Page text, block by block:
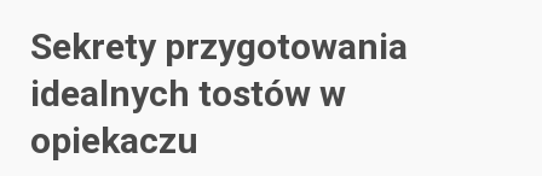
Sekrety przygotowania
idealnych tostów w
opiekaczu